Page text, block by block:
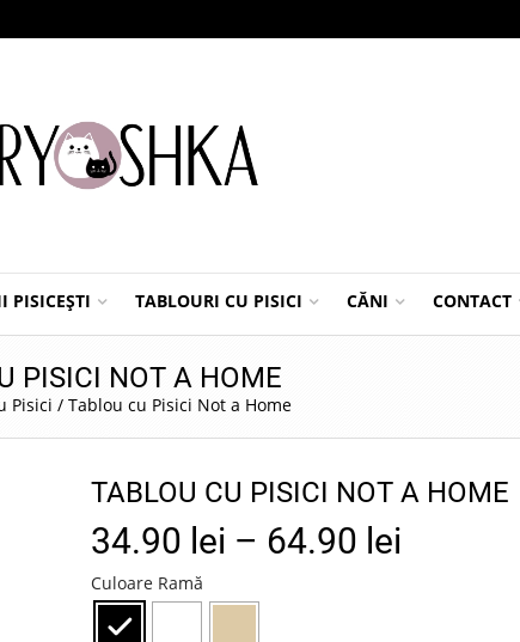
PISICEȘTI TABLOURI CU PISICI CĂNI CONTACT
PISICI NOT A HOME
Pisici / Tablou cu Pisici Not a Home
TABLOU CU PISICI NOT A HOME
34.90 lei – 64.90 lei
Culoare Ramă